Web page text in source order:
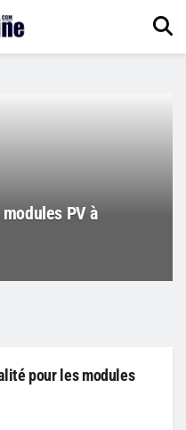
PV à
pour les modules